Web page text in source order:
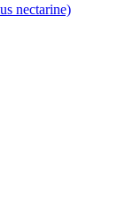
nectarine)